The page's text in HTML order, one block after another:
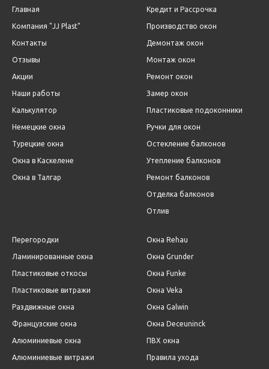
Главная
Компания "JJ Plast"
Контакты
Отзывы
Акции
Наши работы
Калькулятор
Немецкие окна
Турецкие окна
Окна в Каскелене
Окна в Талгар
Кредит и Рассрочка
Производство окон
Демонтаж окон
Монтаж окон
Ремонт окон
Замер окон
Пластиковые подоконники
Ручки для окон
Остекление балконов
Утепление балконов
Ремонт балконов
Отделка балконов
Отлив
Перегородки
Ламинированные окна
Пластиковые откосы
Пластиковые витражи
Раздвижные окна
Французские окна
Алюминиевые окна
Алюминиевые витражи
Окна Rehau
Окна Grunder
Окна Funke
Окна Veka
Окна Galwin
Окна Deceuninck
ПВХ окна
Правила ухода